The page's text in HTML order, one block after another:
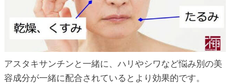
アスタキサンチンと一緒に、ハリやシワなど悩み別の美
容成分が一緒に配合されているとより効果的です。